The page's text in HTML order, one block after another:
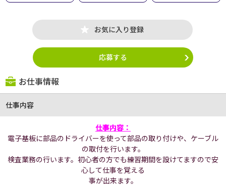
お気に入り登録
応募する
お仕事情報
仕事内容
仕事内容：
電子基板に部品のドライバーを使って部品の取り付けや、ケーブル
の取付を行います。
検査業務の行います。初心者の方でも練習期間を設けてますので安
心して仕事を覚える
事が出来ます。